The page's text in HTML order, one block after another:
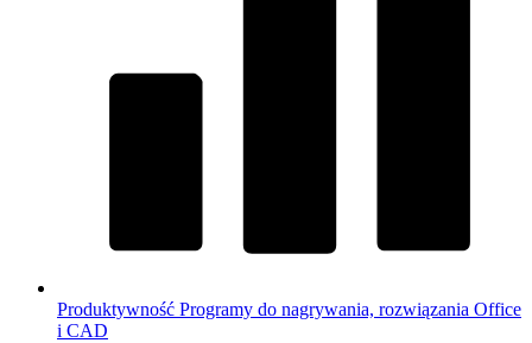
Produktywność Programy do nagrywania, rozwiązania Office
i CAD